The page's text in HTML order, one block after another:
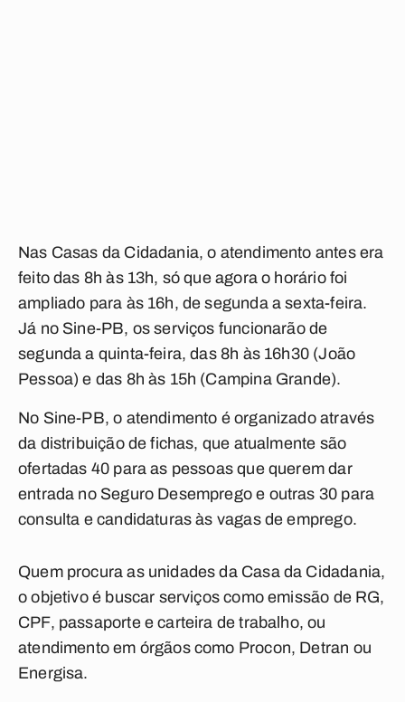
Nas Casas da Cidadania, o atendimento antes era
feito das 8h às 13h, só que agora o horário foi
ampliado para às 16h, de segunda a sexta-feira.
Já no Sine-PB, os serviços funcionarão de
segunda a quinta-feira, das 8h às 16h30 (João
Pessoa) e das 8h às 15h (Campina Grande).
No Sine-PB, o atendimento é organizado através
da distribuição de fichas, que atualmente são
ofertadas 40 para as pessoas que querem dar
entrada no Seguro Desemprego e outras 30 para
consulta e candidaturas às vagas de emprego.
Quem procura as unidades da Casa da Cidadania,
o objetivo é buscar serviços como emissão de RG,
CPF, passaporte e carteira de trabalho, ou
atendimento em órgãos como Procon, Detran ou
Energisa.